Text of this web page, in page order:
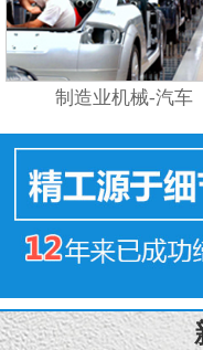
制造业机械-汽车